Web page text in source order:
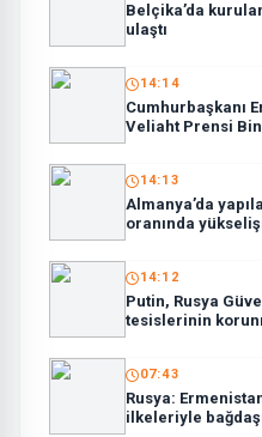
Belçika’da
ulaştı
14:14
Cumhurbaşkanı
Veliaht Prensi
14:13
Almanya’da
oranında
14:12
Putin, Rusya
tesislerinin
07:43
Rusya:
ilkeleriyle